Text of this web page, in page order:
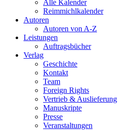
Alle Kalender
Reimmichlkalender
Autoren
Autoren von A-Z
Leistungen
Auftragsbücher
Verlag
Geschichte
Kontakt
Team
Foreign Rights
Vertrieb & Auslieferung
Manuskripte
Presse
Veranstaltungen